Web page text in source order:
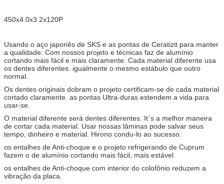
450x4.0x3.2x120P
Usando o aço japonês de SKS e as pontas de Ceratizit para manter
a qualidade. Com nossos projeto e técnicas faz de alumínio
cortando mais fácil e mais claramente. Cada material diferente usa
os dentes diferentes. igualmente o mesmo estábulo que outro
normal.
Os dentes originais dobram o projeto certificam-se de cada material
cortado claramente. as pontas Ultra-duras estendem a vida para
usar-se.
O material diferente será dentes diferentes. Itˊs a melhor maneira
de cortar cada material. Usar nossas lâminas pode salvar seus
tempo, dinheiro e material. Hirono condu-lo ao sucesso.
os entalhes de Anti-choque e o projeto refrigerando de Cuprum
fazem o de alumínio cortando mais fácil, mais estável.
os entalhes de Anti-choque com interior do colofônio reduzem a
vibração da placa.